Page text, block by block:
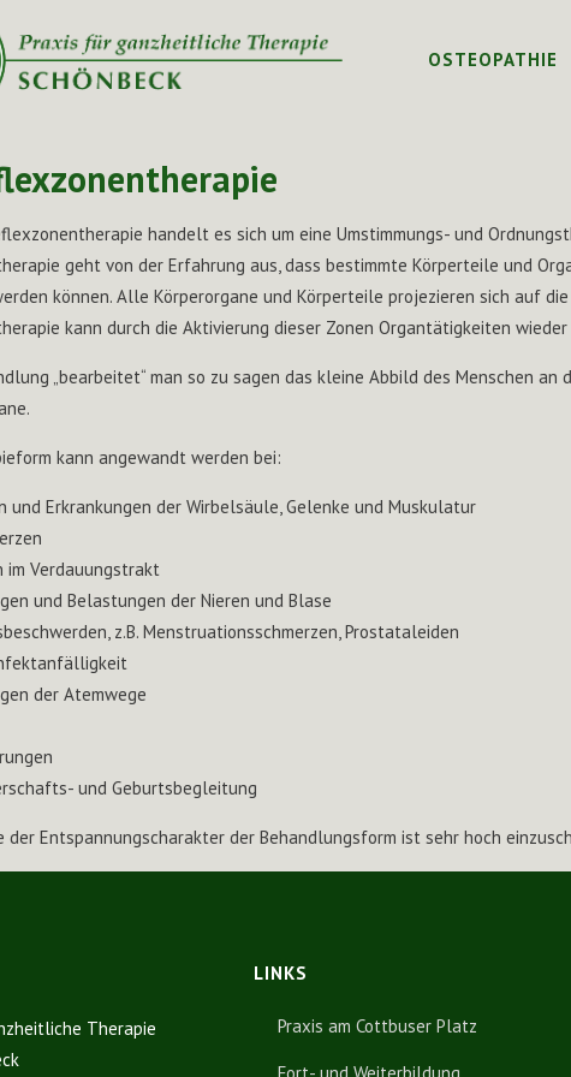
OSTEOPATHIE
handelt es sich um eine Umstimmungs- und
geht von der Erfahrung aus, dass bestimmte Körperteile und
können. Alle Körperorgane und Körperteile projezieren sich auf
kann durch die Aktivierung dieser Zonen Organtätigkeiten
„bearbeitet“ man so zu sagen das kleine Abbild des Menschen
kann angewandt werden bei:
und Erkrankungen der Wirbelsäule, Gelenke und Muskulatur
im Verdauungstrakt
und Belastungen der Nieren und Blase
z.B. Menstruationsschmerzen, Prostataleiden
der Atemwege
und Geburtsbegleitung
der Entspannungscharakter der Behandlungsform ist sehr hoch
Therapie
LINKS
Praxis am Cottbuser Platz